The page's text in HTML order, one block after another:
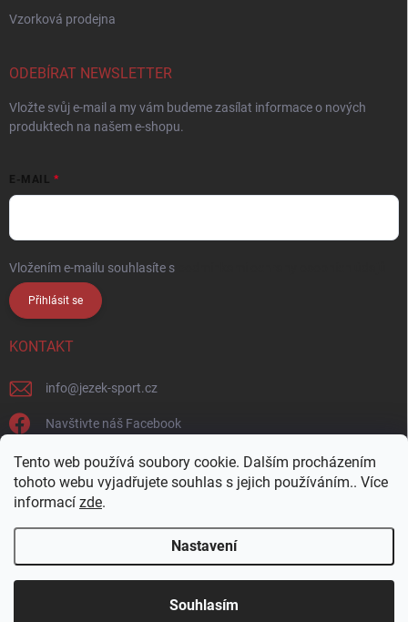
Tento web používá soubory cookie. Dalším procházením
tohoto webu vyjadřujete souhlas s jejich používáním.. Více
informací zde.
Nastavení
Souhlasím
Přijďte si vybrat osobně! Široká nabídka materiálů a
Vzorková prodejna
ODEBÍRAT NEWSLETTER
Vložte svůj e-mail a my vám budeme zasílat informace o nových
produktech na našem e-shopu.
E-MAIL
Vložením e-mailu souhlasíte s
Přihlásit se
KONTAKT
info@jezek-sport.cz
Navštivte náš Facebook
jezek_sport_np/
Copyright 2026Ježek sport s.r.o.. Všechna práva vyhrazena.Upravit
nastavení cookies